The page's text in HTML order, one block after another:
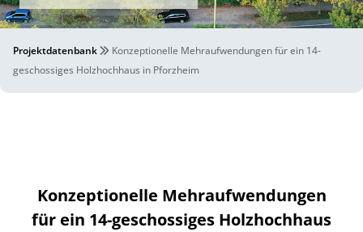
Projektdatenbank
Konzeptionelle Mehraufwendungen für ein 14-
geschossiges Holzhochhaus in Pforzheim
Konzeptionelle Mehraufwendungen
für ein 14-geschossiges Holzhochhaus